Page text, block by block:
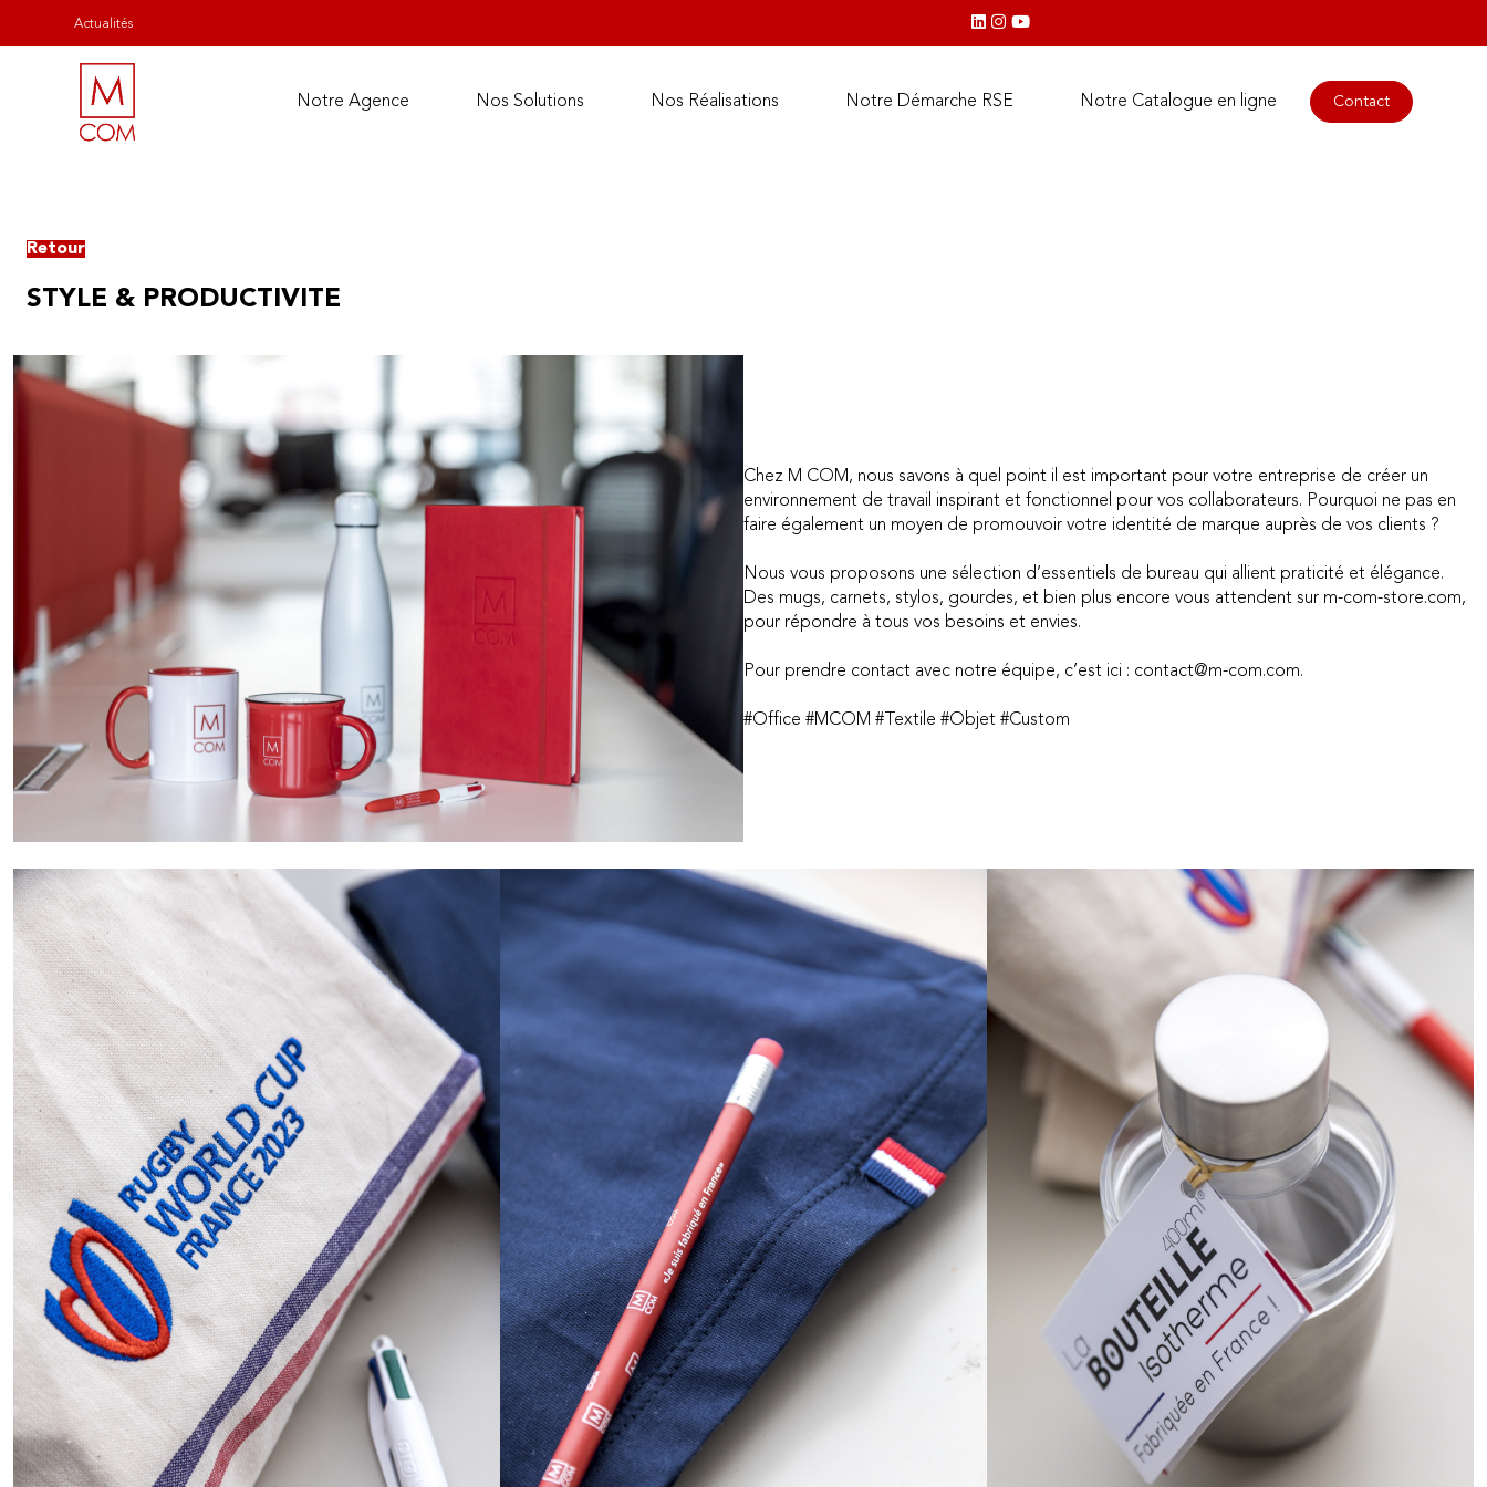
Actualités
Notre Agence Nos Solutions Nos Réalisations Notre Démarche RSE Notre Catalogue en ligne Contact
Retour
STYLE & PRODUCTIVITE
Chez M COM, nous savons à quel point il est important pour votre entreprise de créer un
environnement de travail inspirant et fonctionnel pour vos collaborateurs. Pourquoi ne pas en
faire également un moyen de promouvoir votre identité de marque auprès de vos clients ?
Nous vous proposons une sélection d’essentiels de bureau qui allient praticité et élégance.
Des mugs, carnets, stylos, gourdes, et bien plus encore vous attendent sur m-com-store.com,
pour répondre à tous vos besoins et envies.
Pour prendre contact avec notre équipe, c’est ici : contact@m-com.com.
#Office #MCOM #Textile #Objet #Custom